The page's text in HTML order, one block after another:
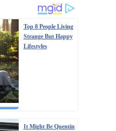
Top 8 People Living
Strange But Happy
Lifestyles
It Might Be Quentin